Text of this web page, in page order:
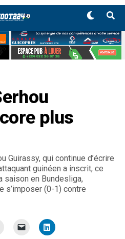
plus
Guirassy, qui continue d’écrire
guinéen a inscrit, ce
saison en Bundesliga,
s’imposer (0-1) contre